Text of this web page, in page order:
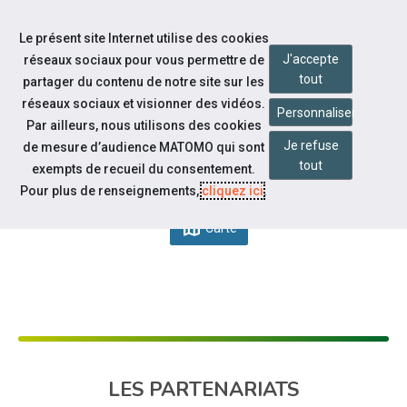
Aller au contenu
ÉVÉNEMENTS
Utilisez la touche Tabulation pour entrer dans un filtre. À l'intérieur du
DATES dnsListe
mapCarte
LES PARTENARIATS
Le présent site Internet utilise des cookies
réseaux sociaux pour vous permettre de
partager du contenu de notre site sur les
réseaux sociaux et visionner des vidéos.
Par ailleurs, nous utilisons des cookies
de mesure d’audience MATOMO qui sont
exempts de recueil du consentement.
Pour plus de renseignements,cliquez ici.
J'accepte
tout
Personnaliser
Je refuse
tout